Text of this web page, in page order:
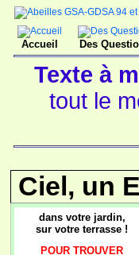
Accueil Des
Texte à
tout le
Ciel, un
dans votre jardin,
sur votre terrasse !
POUR TROUVER